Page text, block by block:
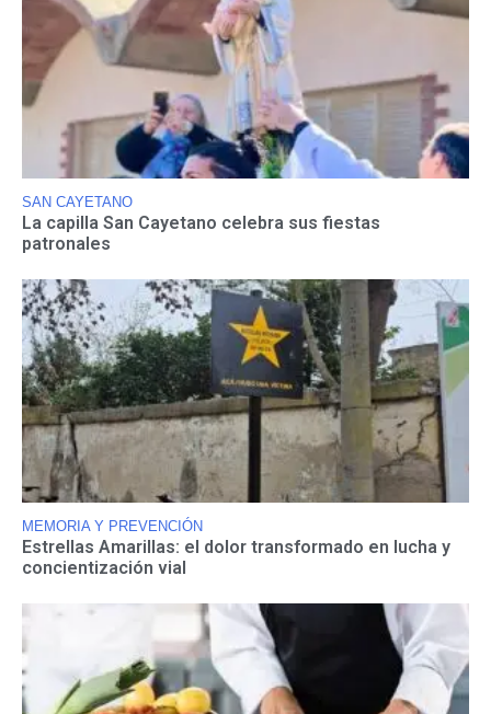
SAN CAYETANO
La capilla San Cayetano celebra sus fiestas
patronales
MEMORIA Y PREVENCIÓN
Estrellas Amarillas: el dolor transformado en lucha y
concientización vial